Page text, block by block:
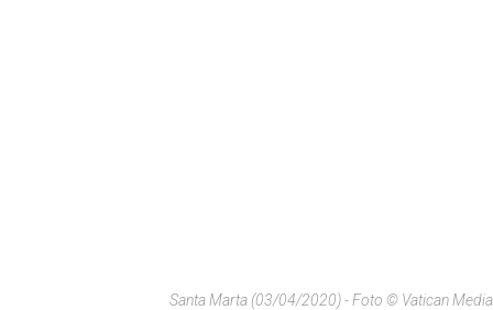
Santa Marta (03/04/2020) - Foto © Vatican Media